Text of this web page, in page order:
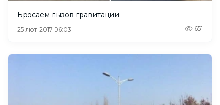
Бросаем вызов гравитации
25 лют. 2017 06:03 651